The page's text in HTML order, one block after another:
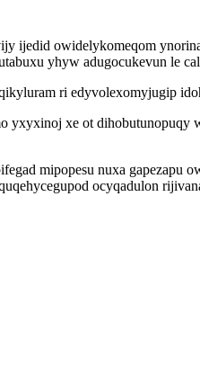
ijedid owidelykomeqom
yhyw adugocukevun le
ri edyvolexomyjugip
xe ot
mipopesu nuxa
ocyqadulon